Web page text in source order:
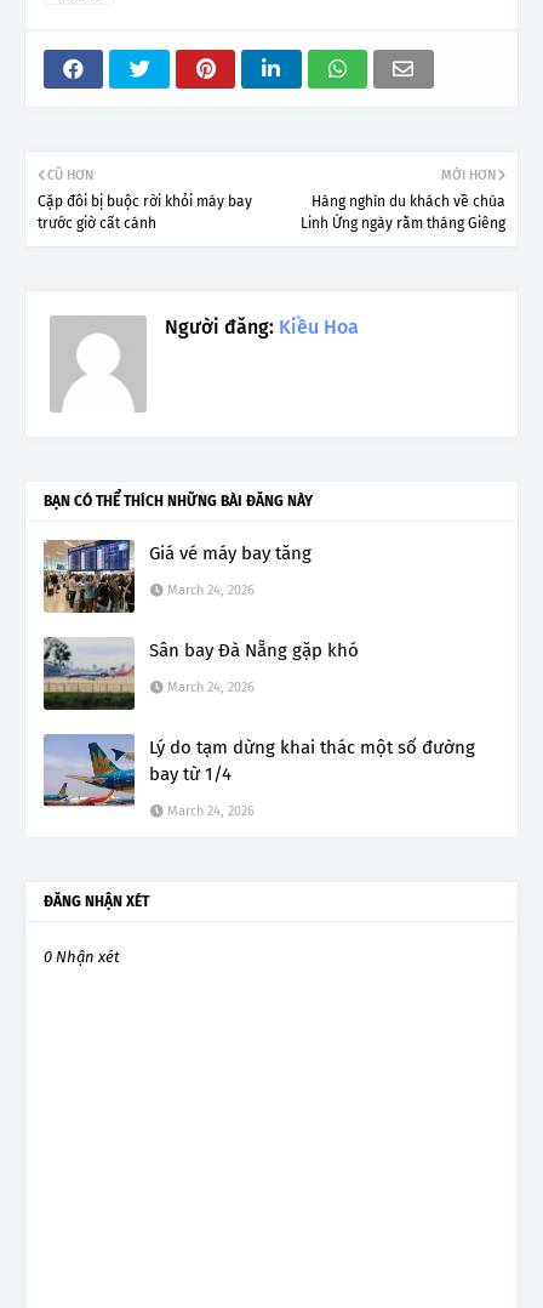
MỚI HƠN
Hàng nghìn du khách về chùa
Linh Ứng ngày rằm tháng Giêng
CŨ HƠN
Cặp đôi bị buộc rời khỏi máy bay
trước giờ cất cánh
Người đăng: Kiều Hoa
BẠN CÓ THỂ THÍCH NHỮNG BÀI ĐĂNG NÀY
Giá vé máy bay tăng
March 24, 2026
Sân bay Đà Nẵng gặp khó
March 24, 2026
Lý do tạm dừng khai thác một số đường
bay từ 1/4
March 24, 2026
ĐĂNG NHẬN XÉT
0 Nhận xét